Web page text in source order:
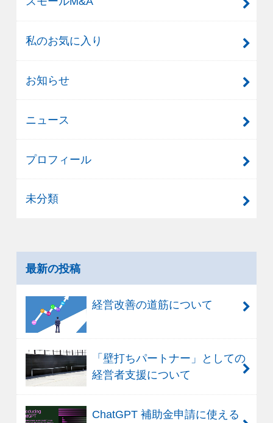
私のお気に入り
お知らせ
ニュース
プロフィール
未分類
最新の投稿
経営改善の道筋について
「壁打ちパートナー」としての
経営者支援について
ChatGPT 補助金申請に使える